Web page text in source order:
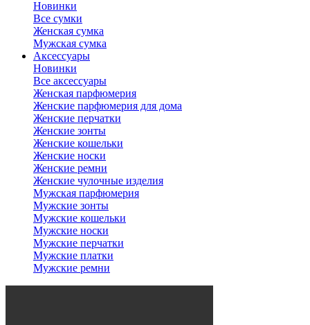
Новинки
Все сумки
Женская сумка
Мужская сумка
Аксессуары
Новинки
Все аксессуары
Женская парфюмерия
Женские парфюмерия для дома
Женские перчатки
Женские зонты
Женские кошельки
Женские носки
Женские ремни
Женские чулочные изделия
Мужская парфюмерия
Мужские зонты
Мужские кошельки
Мужские носки
Мужские перчатки
Мужские платки
Мужские ремни